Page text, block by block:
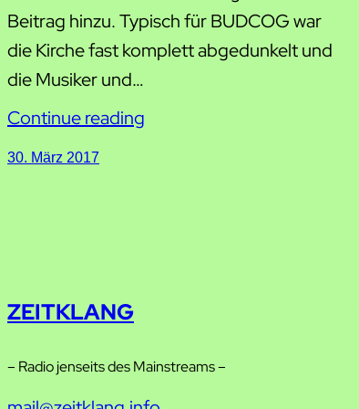
Beitrag hinzu. Typisch für BUDCOG war
die Kirche fast komplett abgedunkelt und
die Musiker und…
Continue reading
30. März 2017
ZEITKLANG
– Radio jenseits des Mainstreams –